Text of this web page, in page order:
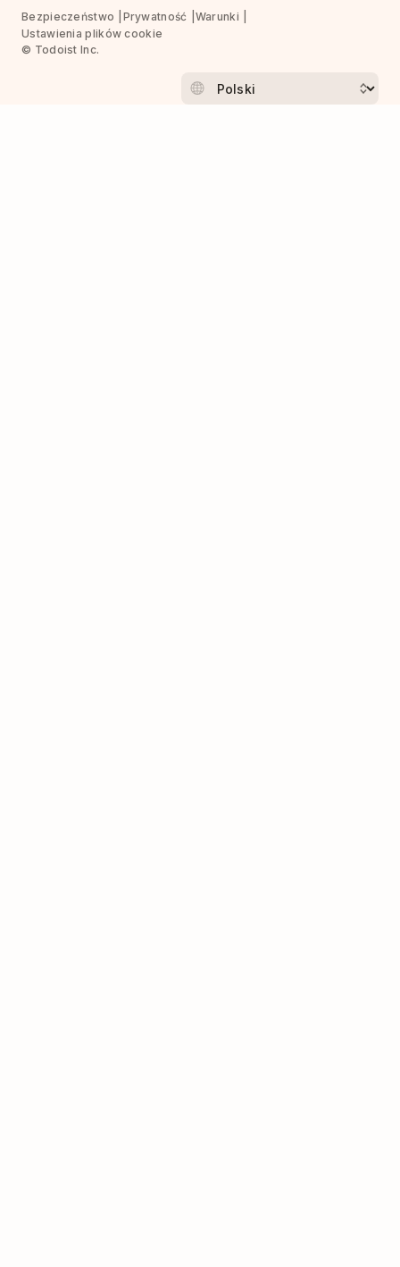
Bezpieczeństwo Prywatność
Warunki
Ustawienia plików cookie
© Todoist Inc.